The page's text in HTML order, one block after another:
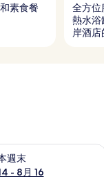
素食餐
全方位
熱水浴
岸酒店
週末
- 8月 16
- 8月 16) 的供應情